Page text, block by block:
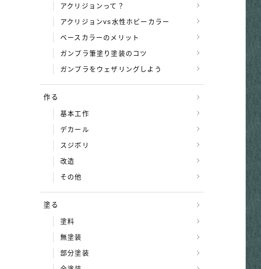
アクリジョンって？
アクリジョンvs水性ホビーカラー
ベースカラーのメリット
ガンプラ筆塗り塗装のコツ
ガンプラをウェザリングしよう
作る
基本工作
デカール
スジボリ
改造
その他
塗る
塗料
無塗装
部分塗装